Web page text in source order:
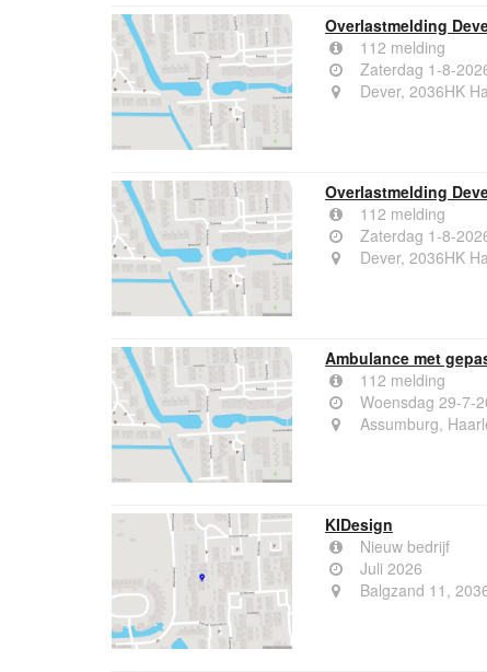
Overlastmelding
112 melding
Zaterdag 1-8-
Dever, 2036HK
Overlastmelding
112 melding
Zaterdag 1-8-
Dever, 2036HK
Ambulance met
112 melding
Woensdag 29-7-
Assumburg,
KIDesign
Nieuw bedrijf
Juli 2026
Balgzand 11,